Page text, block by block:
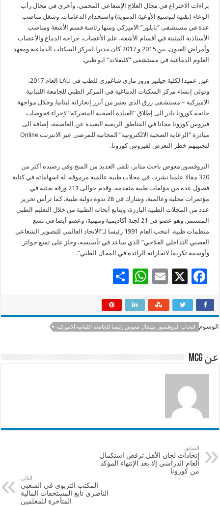
براءات الاختراع في مجال العلاج الإشعاعي المحمي، وأخرى في مجال رأب
الوعاء (تقنية لتوسيع الأوعية الدموية) واستخدام الدعامات. وشغل مناصب
عدة في مستشفى “بايلور” الاميركي ومنها رئاسة قسم الأشعة ومناصب
الأستاذية المثبتة في أقسام الأشعة، علم الأعصاب، جراحة الدماغ والأعصاب
وأمراض العيون. بين 2015 و 2017 كان مديرا لمركز السكتات الدماغية ومعهد
العلوم الدماغية في مستشفى “كليفلاند” ابو ظبي.
عين عميدا لكلية جيلبير وروز ماري شاغوري للطب في LAU العام 2017،
وتولى إنشاء مركز السكتات الدماغية في المركز الطبي للجامعة اللبنانية
الاميركية – مستشفى رزق الذي يعتبر من أبرز إنجازاته لبنانيا. وخلال مواجهة
جائحة كورونا بادر الى إطلاق “العيادة الصحية المتحركة” لإجراء فحوصات
فيروس كورونا مجانا في المناطق الريفية البعيدة عن العاصمة، إضافة الى
مبادرة “الرعاية الصحية الالكترونية” المجانية للمرضى عبر الانترنت Online
لتجنيبهم خطر التعرض لفيروس كورونا.
البروفسور معوض باحث مثابر، تلقى العديد من المنح وفي رصيده أكثر من
320 مقالا علميا نشرت في مجلات طبية عالمية مرموقة. له اسهاماته في كتابة
فصول عدة من مؤلفات طبية متقدمة، وقدم حوالى 211 ورقة بحثية في
مؤتمرات محلية وعالمية، وشارك في 28 ندوة دولية طبية. كما ترأس تحرير
عدد من المجلات الطبية البارزة، ويتابع أبحاثه الطبية من خلال التعليم الطبي
المستمر. وهو عضو في 21 لجنة أكاديمية ومهنية، وعضو أيضا في تسع
منظمات طبية. انتخب العام 1991 رئيسا لـ”الاتحاد العالمي للتصوير الشعاعي
العصبي التداخلي العلاجي” الذي ساعد في تأسيسه، وحاز على تسع جوائز
وأوسمة تكريما لانجازاته الرائدة في المجال الطبي”.
F
e
b
o
k
X
E
ai
l
W
at
sA
p
ar
e
الوسوم انتخاب البروفسور ميشال معوض رئيسا للجامعة اللبنانية الاميركية
عن mcg
السابق
إتحادات لجان الأهل ترفض استكمال
العام الدراسي إلا بعد الإنتهاء المؤكد
من كورونا
التالي
المكتب التربوي في الشعبي
الناصري تابع المستحقات المالية
المتأخرة للمعلمين